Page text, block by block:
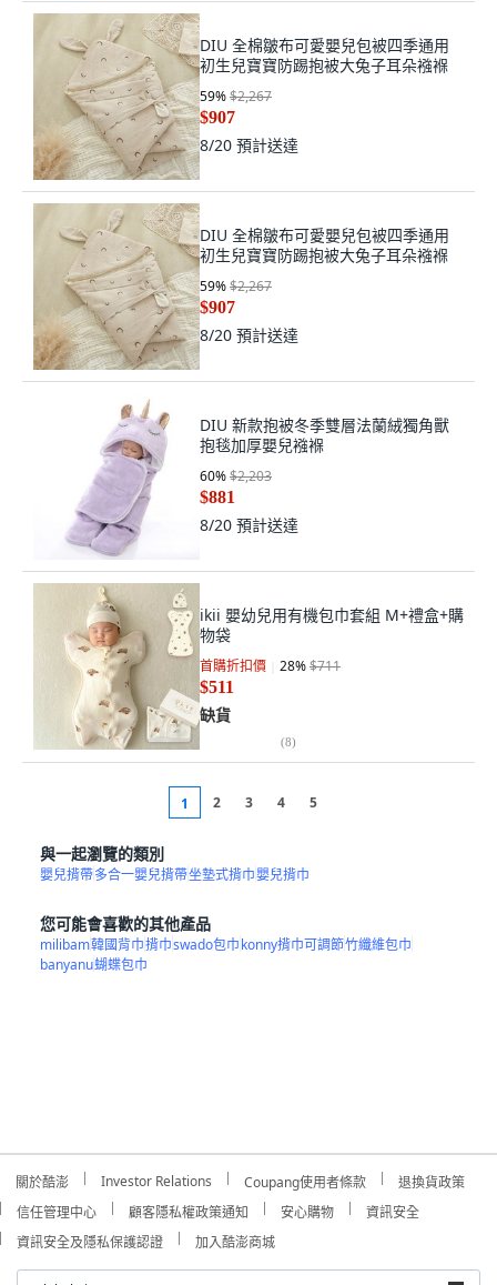
DIU 全棉皺布可愛嬰兒包被四季通用
初生兒寶寶防踢抱被大兔子耳朵襁褓
59%$2,267
$907
8/20 預計送達
DIU 全棉皺布可愛嬰兒包被四季通用
初生兒寶寶防踢抱被大兔子耳朵襁褓
59%$2,267
$907
8/20 預計送達
DIU 新款抱被冬季雙層法蘭絨獨角獸
抱毯加厚嬰兒襁褓
60%$2,203
$881
8/20 預計送達
ikii 嬰幼兒用有機包巾套組 M+禮盒+購
物袋
首購折扣價 28%$711
$511
缺貨
(8)
1 2 3 4 5
與一起瀏覽的類別
嬰兒揹帶多合一嬰兒揹帶坐墊式揹巾嬰兒揹巾
您可能會喜歡的其他產品
milibam韓國背巾揹巾swado包巾konny揹巾可調節竹纖維包巾
banyanu蝴蝶包巾
關於酷澎 Investor Relations Coupang使用者條款
退換貨政策
信任管理中心
顧客隱私權政策通知 安心購物
資訊安全
資訊安全及隱私保護認證
加入酷澎商城